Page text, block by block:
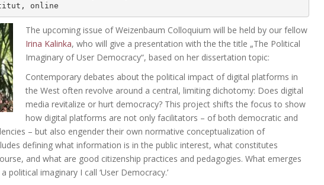
The upcoming issue of Weizenbaum Colloquium will be held by our fellow
Irina Kalinka, who will give a presentation with the the title „The Political
Imaginary of User Democracy“, based on her dissertation topic:
Contemporary debates about the political impact of digital platforms in
the West often revolve around a central, limiting dichotomy: Does digital
media revitalize or hurt democracy? This project shifts the focus to show
how digital platforms are not only facilitators – of both democratic and
– but also engender their own normative conceptualization of
defining what information is in the public interest, what constitutes
and what are good citizenship practices and pedagogies. What emerges
political imaginary I call ‘User Democracy.’